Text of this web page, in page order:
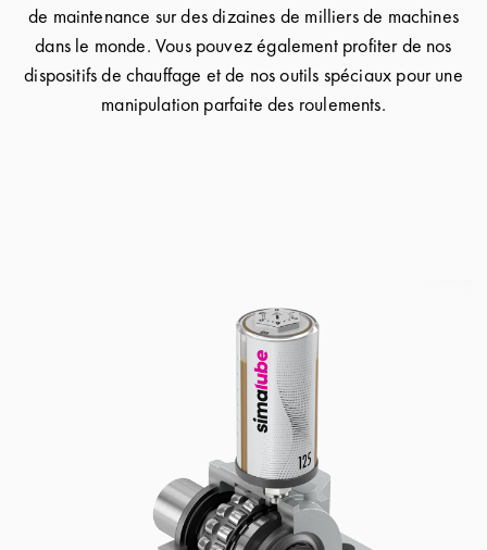
de maintenance sur des dizaines de milliers de machines
dans le monde. Vous pouvez également profiter de nos
dispositifs de chauffage et de nos outils spéciaux pour une
manipulation parfaite des roulements.